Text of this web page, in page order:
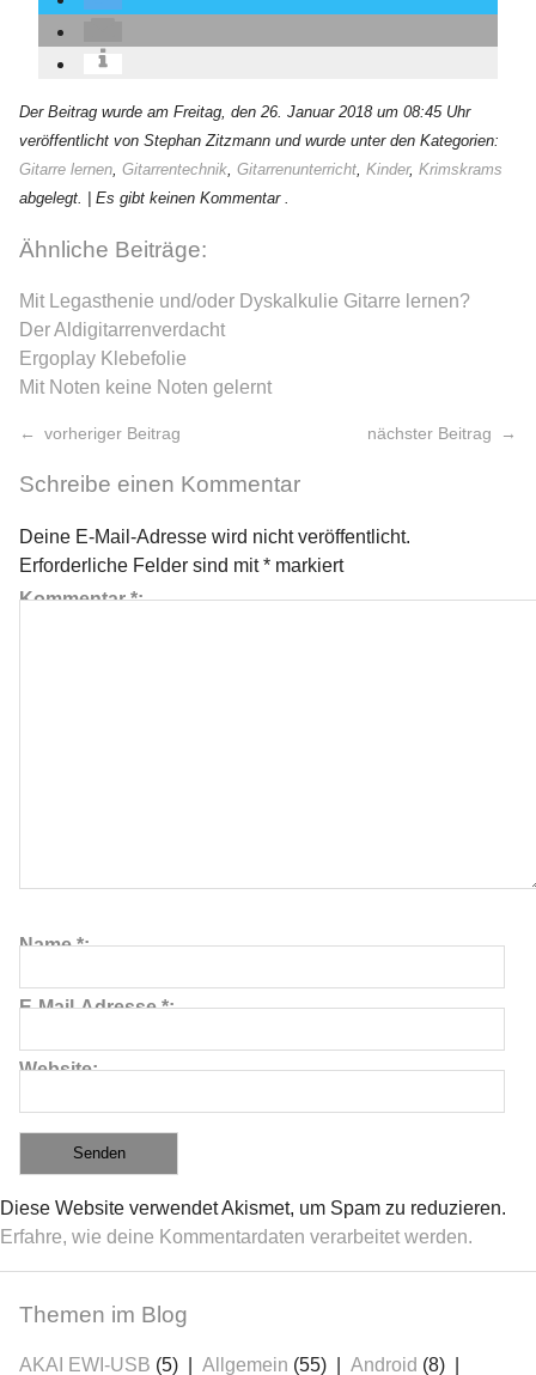
Der Beitrag wurde am Freitag, den 26. Januar 2018 um 08:45 Uhr
veröffentlicht von Stephan Zitzmann und wurde unter den Kategorien:
Gitarre lernen, Gitarrentechnik, Gitarrenunterricht, Kinder, Krimskrams
abgelegt.
| Es gibt keinen Kommentar .
Ähnliche Beiträge:
Mit Legasthenie und/oder Dyskalkulie Gitarre lernen?
Der Aldigitarrenverdacht
Ergoplay Klebefolie
Mit Noten keine Noten gelernt
vorheriger Beitrag nächster Beitrag
Schreibe einen Kommentar
Deine E-Mail-Adresse wird nicht veröffentlicht.
Erforderliche Felder sind mit* markiert
Kommentar*
Name*
E-Mail-Adresse*
Website
Diese Website verwendet Akismet, um Spam zu reduzieren.
Erfahre, wie deine Kommentardaten verarbeitet werden.
Themen im Blog
AKAI EWI-USB (5) Allgemein (55) Android (8)